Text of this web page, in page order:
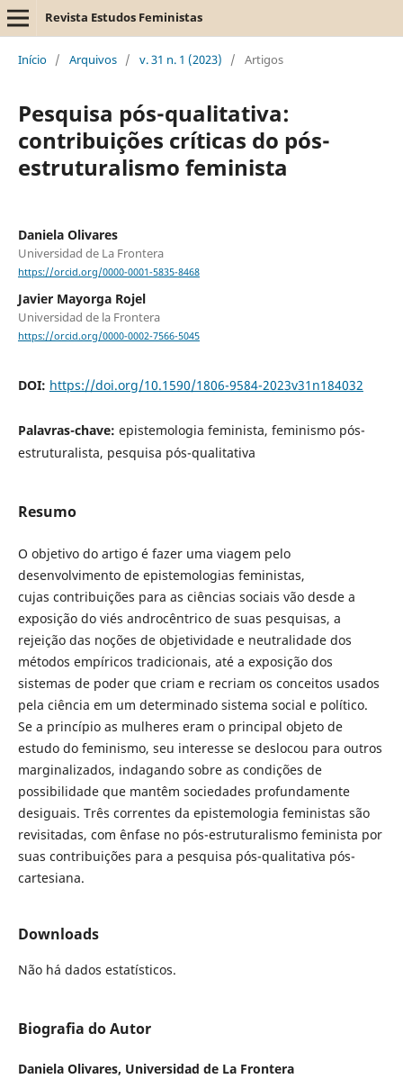
Revista Estudos Feministas
Início / Arquivos / v. 31 n. 1 (2023) / Artigos
Pesquisa pós-qualitativa:
contribuições críticas do pós-
estruturalismo feminista
Daniela Olivares
Universidad de La Frontera
https://orcid.org/0000-0001-5835-8468
Javier Mayorga Rojel
Universidad de la Frontera
https://orcid.org/0000-0002-7566-5045
DOI: https://doi.org/10.1590/1806-9584-2023v31n184032
Palavras-chave: epistemologia feminista, feminismo pós-
estruturalista, pesquisa pós-qualitativa
Resumo
O objetivo do artigo é fazer uma viagem pelo
desenvolvimento de epistemologias feministas,
cujas contribuições para as ciências sociais vão desde a
exposição do viés androcêntrico de suas pesquisas, a
rejeição das noções de objetividade e neutralidade dos
métodos empíricos tradicionais, até a exposição dos
sistemas de poder que criam e recriam os conceitos usados
pela ciência em um determinado sistema social e político.
Se a princípio as mulheres eram o principal objeto de
estudo do feminismo, seu interesse se deslocou para outros
marginalizados, indagando sobre as condições de
possibilidade que mantêm sociedades profundamente
desiguais. Três correntes da epistemologia feministas são
revisitadas, com ênfase no pós-estruturalismo feminista por
suas contribuições para a pesquisa pós-qualitativa pós-
cartesiana.
Downloads
Não há dados estatísticos.
Biografia do Autor
Daniela Olivares, Universidad de La Frontera